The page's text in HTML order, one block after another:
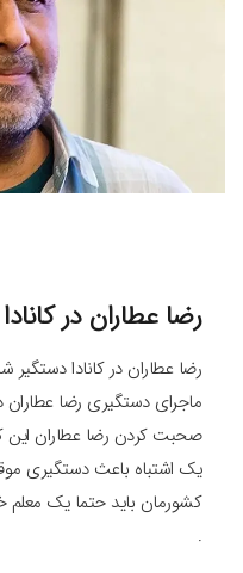
رضا عطاران در
رضا عطاران در کانادا
ماجرای دستگیری رضا عطاران
صحبت کردن رضا عطاران
یک اشتباه باعث دستگیری
کشورمان باید حتما یک
.